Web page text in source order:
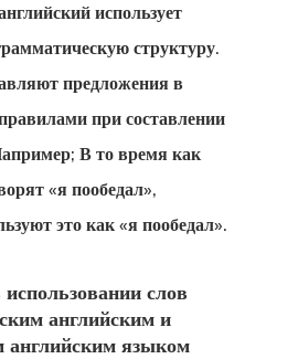
использует
структуру.
предложения в
при составлении
В то время как
«я пообедал»,
это как «я пообедал».
слов
английским и
английским языком
Временный
На
ЕС —
Стартап-
Для Какой
Имеете